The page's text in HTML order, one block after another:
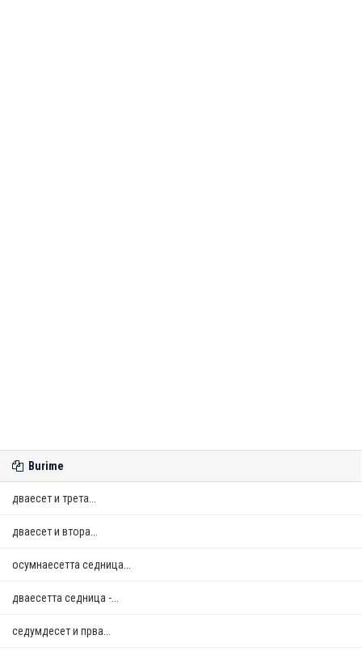
Burime
дваесет и трета...
дваесет и втора...
осумнaесетта седница...
дваесетта седница -...
седумдесет и прва...